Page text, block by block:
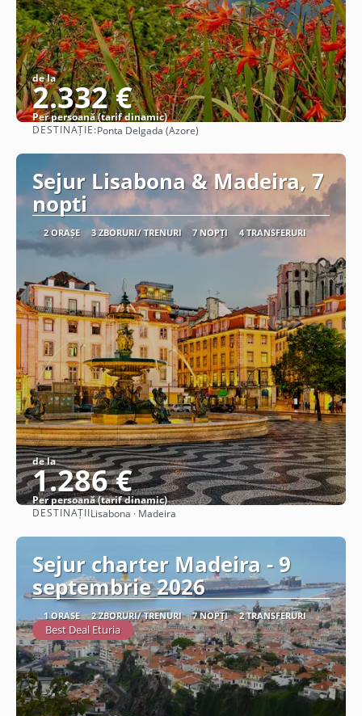
de la
2.332 €
Per persoană (tarif dinamic)
Vezi detalii
DESTINAȚIE:Ponta Delgada (Azore)
Sejur Lisabona & Madeira, 7
nopti
2 ORAȘE 3 ZBORURI/ TRENURI 7 NOPȚI 4 TRANSFERURI
de la
1.286 €
Per persoană (tarif dinamic)
Vezi detalii
DESTINAȚIILisabona · Madeira
Sejur charter Madeira - 9
septembrie 2026
1 ORAȘE 2 ZBORURI/ TRENURI 7 NOPȚI 2 TRANSFERURI
Best Deal Eturia